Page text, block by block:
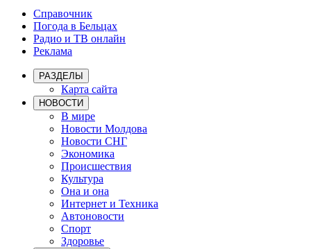
Справочник
Погода в Бельцах
Радио и ТВ онлайн
Реклама
РАЗДЕЛЫ
Карта сайта
НОВОСТИ
В мире
Новости Молдова
Новости СНГ
Экономика
Происшествия
Культура
Она и она
Интернет и Техника
Автоновости
Спорт
Здоровье